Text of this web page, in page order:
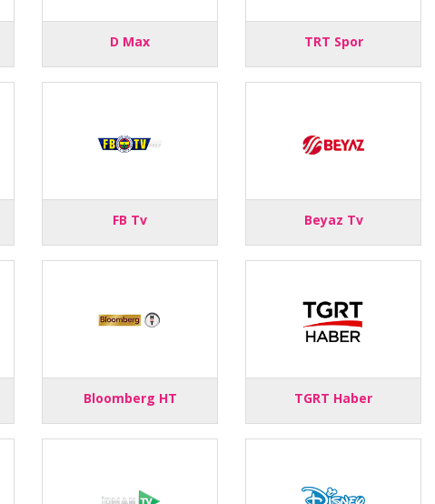
D Max TRT Spor
FB Tv Beyaz Tv
Bloomberg HT TGRT Haber